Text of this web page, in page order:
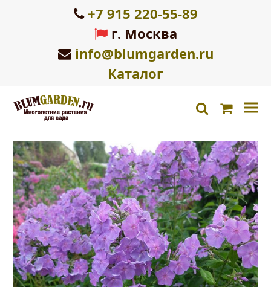
+7 915 220-55-89
г. Москва
info@blumgarden.ru
Каталог
search